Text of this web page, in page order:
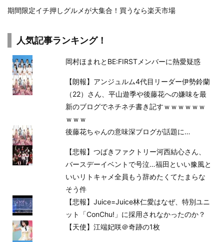
期間限定イチ押しグルメが大集合！買うなら楽天市場
人気記事ランキング！
岡村ほまれとBE:FIRSTメンバーに熱愛疑惑
【朗報】アンジュルム4代目リーダー伊勢鈴蘭
（22）さん、平山遊季や後藤花への嫌味を最
新のブログでネチネチ書き記すｗｗｗｗｗｗ
ｗｗｗ
後藤花ちゃんの意味深ブログが話題に…
【悲報】つばきファクトリー河西結心さん、
バースデーイベントで号泣…福田といい豫風と
いいリトキャメ全員もう辞めたくてたまらな
そう件
【悲報】Juice=Juice林仁愛はなぜ、特別ユニ
ット「ConChu!」に採用されなかったのか？
【天使】江端妃咲＠奇跡の1枚